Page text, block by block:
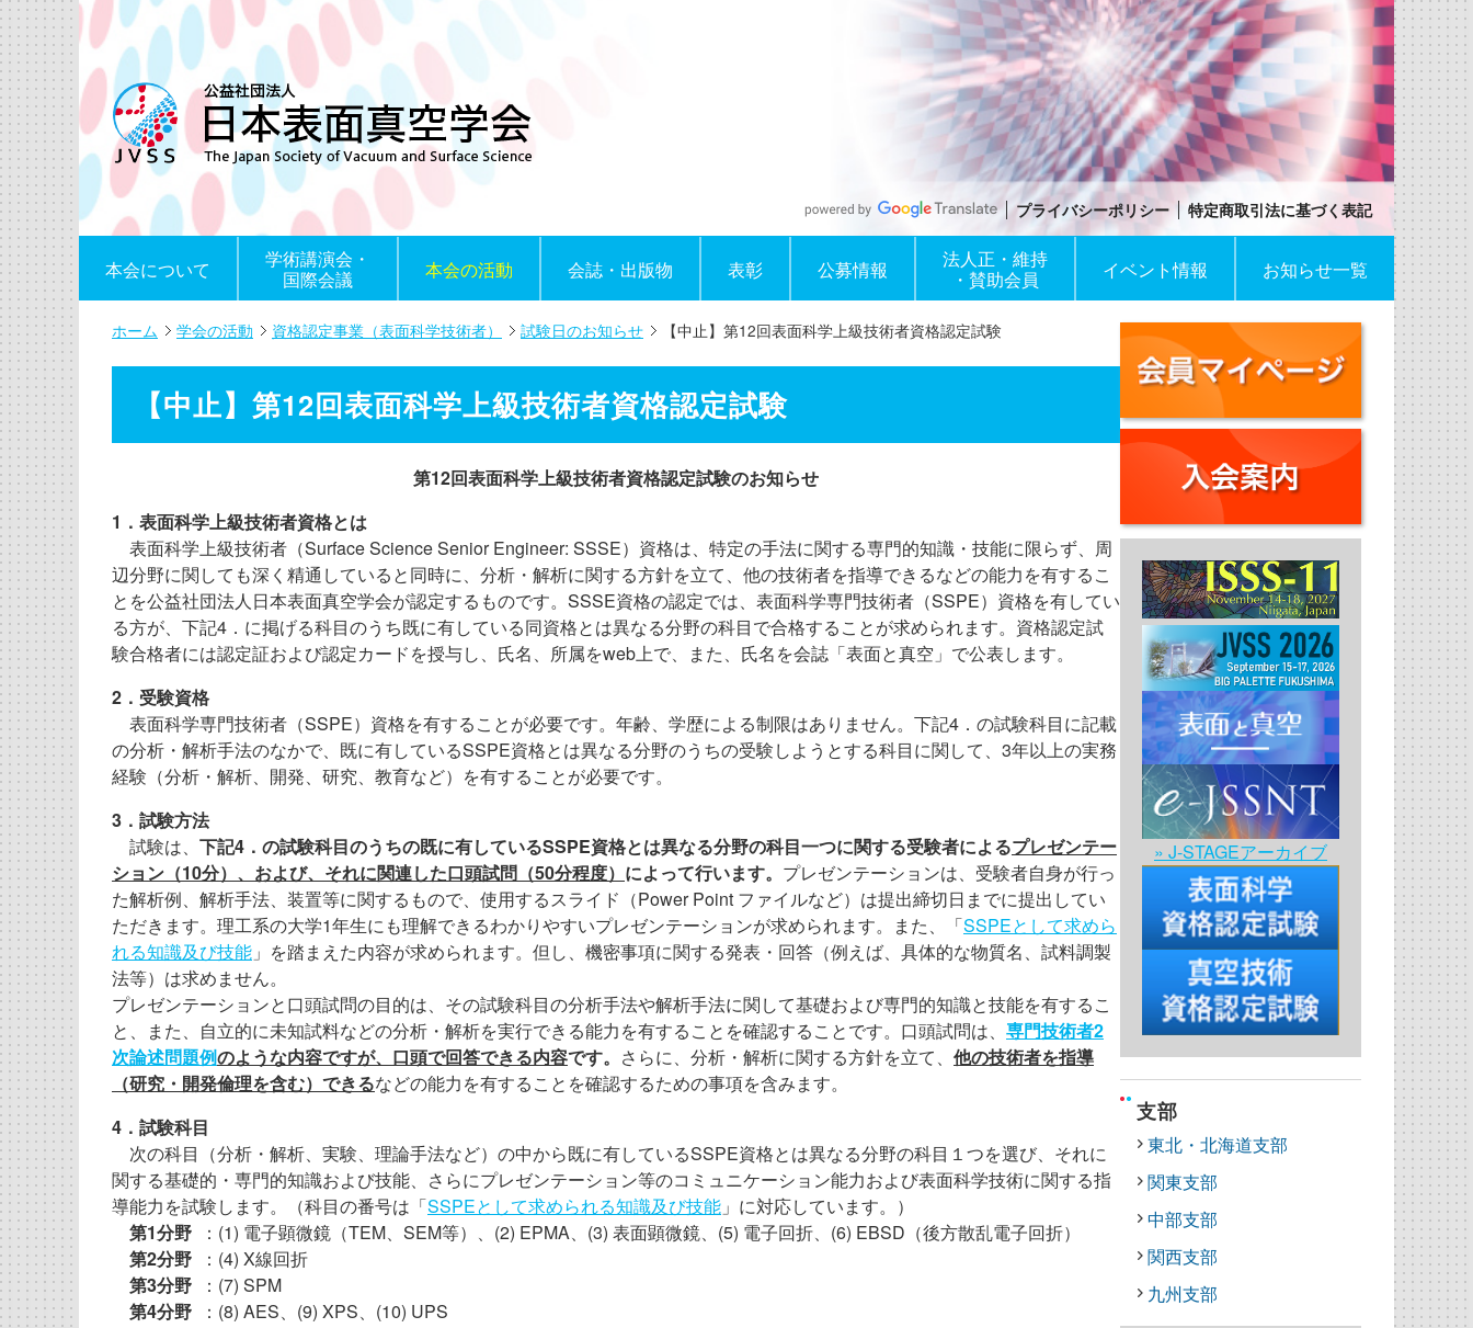
プライバシーポリシー 特定商取引法に基づく表記
本会について
学術講演会・
国際会議
本会の活動 会誌・出版物 表彰 公募情報
法人正・維持
・賛助会員
イベント情報 お知らせ一覧
ホーム 学会の活動 資格認定事業（表面科学技術者） 試験日のお知らせ 【中止】第12回表面科学上級技術者資格認定試験
【中止】第12回表面科学上級技術者資格認定試験
第12回表面科学上級技術者資格認定試験のお知らせ
1．表面科学上級技術者資格とは
表面科学上級技術者（Surface Science Senior Engineer: SSSE）資格は、特定の手法に関する専門的知識・技能に限らず、周
辺分野に関しても深く精通していると同時に、分析・解析に関する方針を立て、他の技術者を指導できるなどの能力を有するこ
とを公益社団法人日本表面真空学会が認定するものです。SSSE資格の認定では、表面科学専門技術者（SSPE）資格を有してい
る方が、下記4．に掲げる科目のうち既に有している同資格とは異なる分野の科目で合格することが求められます。資格認定試
験合格者には認定証および認定カードを授与し、氏名、所属をweb上で、また、氏名を会誌「表面と真空」で公表します。
2．受験資格
表面科学専門技術者（SSPE）資格を有することが必要です。年齢、学歴による制限はありません。下記4．の試験科目に記載
の分析・解析手法のなかで、既に有しているSSPE資格とは異なる分野のうちの受験しようとする科目に関して、3年以上の実務
経験（分析・解析、開発、研究、教育など）を有することが必要です。
3．試験方法
試験は、 下記4．の試験科目のうちの既に有しているSSPE資格とは異なる分野の科目一つに関する受験者によるプレゼンテー
ション（10分）、および、それに関連した口頭試問（50分程度） によって行います。 プレゼンテーションは、受験者自身が行っ
た解析例、解析手法、装置等に関するもので、使用するスライド（Power Point ファイルなど）は提出締切日までに提出してい
ただきます。理工系の大学1年生にも理解できるわかりやすいプレゼンテーションが求められます。また、「SSPEとして求めら
れる知識及び技能 」を踏まえた内容が求められます。但し、機密事項に関する発表・回答（例えば、具体的な物質名、試料調製
法等）は求めません。
プレゼンテーションと口頭試問の目的は、その試験科目の分析手法や解析手法に関して基礎および専門的知識と技能を有するこ
と、また、自立的に未知試料などの分析・解析を実行できる能力を有することを確認することです。口頭試問は、 専門技術者2
次論述問題例のような内容ですが、口頭で回答できる内容です。 さらに、分析・解析に関する方針を立て、 他の技術者を指導
（研究・開発倫理を含む）できるなどの能力を有することを確認するための事項を含みます。
4．試験科目
次の科目（分析・解析、実験、理論手法など）の中から既に有しているSSPE資格とは異なる分野の科目１つを選び、それに
関する基礎的・専門的知識および技能、さらにプレゼンテーション等のコミュニケーション能力および表面科学技術に関する指
導能力を試験します。（科目の番号は「SSPEとして求められる知識及び技能 」に対応しています。）
第1分野 ：(1) 電子顕微鏡（TEM、SEM等）、(2) EPMA、(3) 表面顕微鏡、(5) 電子回折、(6) EBSD（後方散乱電子回折）
第2分野 ：(4) X線回折
第3分野 ：(7) SPM
第4分野 ：(8) AES、(9) XPS、(10) UPS
» J-STAGEアーカイブ
支部
東北・北海道支部
関東支部
中部支部
関西支部
九州支部